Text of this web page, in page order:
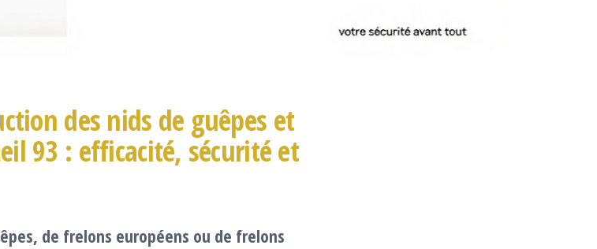
des nids de guêpes et
93 : efficacité, sécurité et
de frelons européens ou de frelons